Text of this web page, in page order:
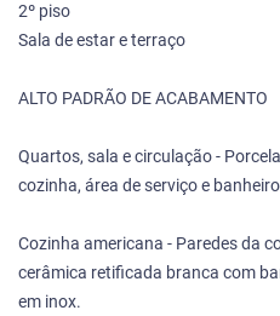
2º piso
Sala de estar e terraço
ALTO PADRÃO DE ACABAMENTO
Quartos, sala e circulação -
cozinha, área de serviço e
Cozinha americana - Paredes da
cerâmica retificada branca com
em inox.